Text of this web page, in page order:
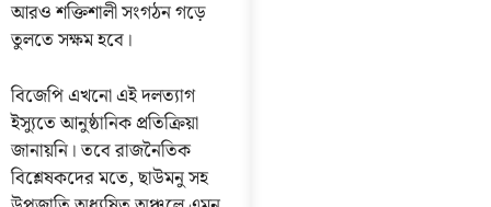
আরও শক্তিশালী সংগঠন গড়ে
তুলতে সক্ষম হবে।
বিজেপি এখনো এই দলত্যাগ
ইস্যুতে আনুষ্ঠানিক প্রতিক্রিয়া
জানায়নি। তবে রাজনৈতিক
বিশ্লেষকদের মতে, ছাউমনু সহ